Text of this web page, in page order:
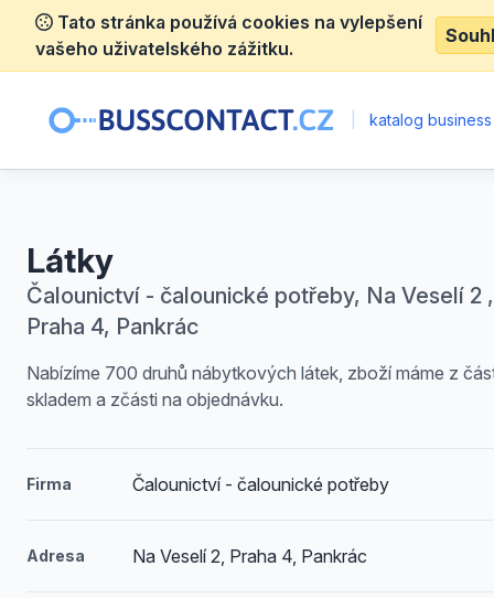
Tato stránka používá cookies na vylepšení
vašeho uživatelského zážitku.
katalog
Látky
Čalounictví - čalounické potřeby, Na Veselí 2 ,
Praha 4, Pankrác
Nabízíme 700 druhů nábytkových látek, zboží máme z
skladem a zčásti na objednávku.
Firma Čalounictví - čalounické potřeby
Adresa Na Veselí 2, Praha 4, Pankrác